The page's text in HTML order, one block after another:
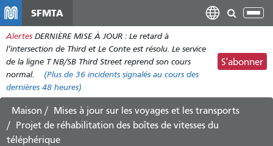
contenu
principal
SFMTA
Alertes DERNIÈRE MISE À JOUR : Le retard à
l’intersection de Third et Le Conte est résolu. Le service
de la ligne T NB/SB Third Street reprend son cours
normal.
(Plus de 36 incidents signalés au cours des
dernières 48 heures)
S'abonner
Maison
Mises à jour sur les voyages et les transports
Projet de réhabilitation des boîtes de vitesses du
téléphérique